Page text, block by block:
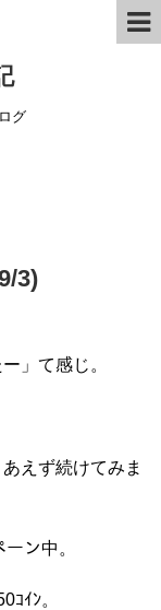
グ
3)
」て感じ。
えず続けてみま
ン中。
ｺｲﾝ。